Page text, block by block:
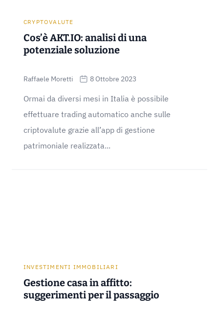
CRYPTOVALUTE
Cos’è AKT.IO: analisi di una
potenziale soluzione
Raffaele Moretti 8 Ottobre 2023
Ormai da diversi mesi in Italia è possibile
effettuare trading automatico anche sulle
criptovalute grazie all’app di gestione
patrimoniale realizzata...
INVESTIMENTI IMMOBILIARI
Gestione casa in affitto:
suggerimenti per il passaggio